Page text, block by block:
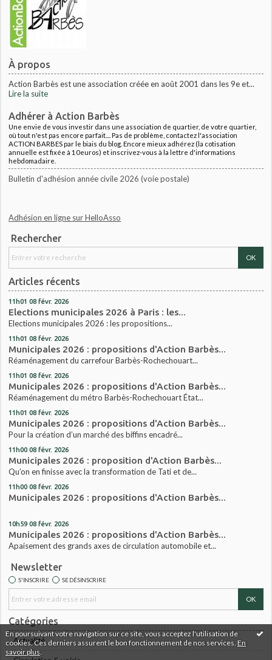
En poursuivant votre navigation sur ce site, vous acceptez l'utilisation de
cookies. Ces derniers assurent le bon fonctionnement de nos services. En
savoir plus
À propos
Action Barbès est une association créée en août 2001 dans les 9e et...
Lire la suite
Adhérer à Action Barbès
Une envie de vous investir dans une association de quartier, de votre quartier,
où tout n'est pas encore parfait.... Pas de problème, contactez l'association
ACTION BARBES par le biais du blog. Encore mieux adhérez (la cotisation
annuelle est fixée à 10euros) et inscrivez-vous à la lettre d'informations
hebdomadaire.
Bulletin d'adhésion année civile 2026 (voie postale)
Adhésion en ligne sur HelloAsso
Rechercher
Articles récents
11h01 08 févr. 2026
Elections municipales 2026 à Paris : les...
Elections municipales 2026 : les propositions...
11h01 08 févr. 2026
Municipales 2026 : propositions d'Action Barbès...
Réaménagement du carrefour Barbès-Rochechouart...
11h01 08 févr. 2026
Municipales 2026 : propositions d'Action Barbès...
Réaménagement du métro Barbès-Rochechouart État...
11h01 08 févr. 2026
Municipales 2026 : propositions d'Action Barbès...
Pour la création d’un marché des biffins encadré...
11h00 08 févr. 2026
Municipales 2026 : proposition d'Action Barbès...
Qu’on en finisse avec la transformation de Tati et de...
11h00 08 févr. 2026
Municipales 2026 : propositions d'Action Barbès...
10h59 08 févr. 2026
Municipales 2026 : propositions d'Action Barbès...
Apaisement des grands axes de circulation automobile et...
Newsletter
S'INSCRIRE SE DÉSINSCRIRE
Catégories
Actualité